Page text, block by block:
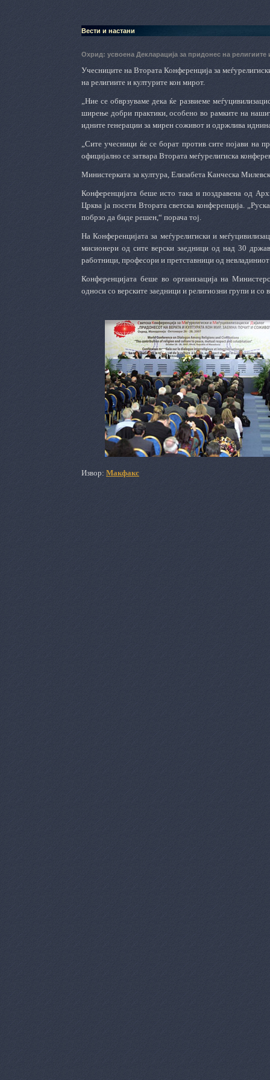
Вести и настани
Охрид: усвоена Декларација за придонес на
Учесниците на Втората Конференција за
на религиите и културите кон мирот.
„Ние се обврзуваме дека ќе развиеме
ширење добри практики, особено во рамките на
идните генерации за мирен соживот и одржлива
„Сите учесници ќе се борат против сите појави на
официјално се затвара Втората меѓурелигиска
Министерката за култура, Елизабета Канческа
Конференцијата беше исто така и поздравена од
Црква ја посети Втората светска конференција.
побрзо да биде решен,“ порача тој.
На Конференцијата за меѓурелигиски и
мисионери од сите верски заедници од над 30
работници, професори и претставници од
Конференцијата беше во организација на
односи со верските заедници и религиозни групи и
Извор: Макфакс